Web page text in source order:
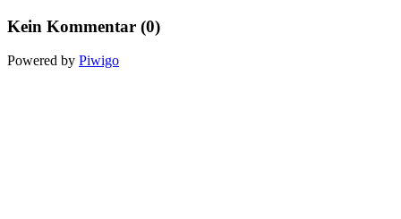
Kein Kommentar (0)
Powered by Piwigo